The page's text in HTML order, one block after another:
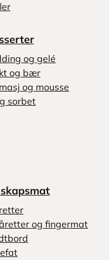
og gelé
og bær
og mousse
sorbet
og fingermat